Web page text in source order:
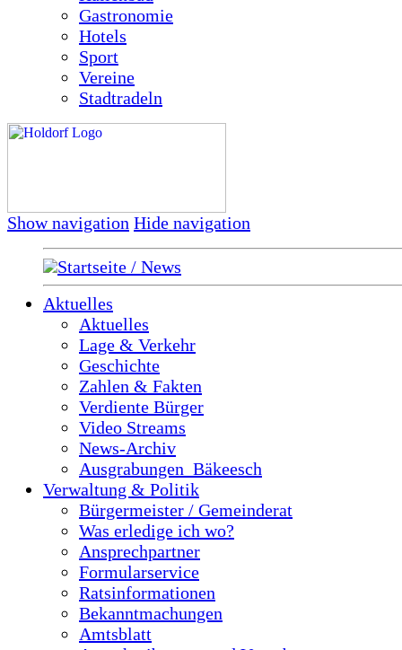
Gastronomie
Hotels
Sport
Vereine
Stadtradeln
Show navigation Hide navigation
Startseite / News
Aktuelles
Aktuelles
Lage & Verkehr
Geschichte
Zahlen & Fakten
Verdiente Bürger
Video Streams
News-Archiv
Ausgrabungen_Bäkeesch
Verwaltung & Politik
Bürgermeister / Gemeinderat
Was erledige ich wo?
Ansprechpartner
Formularservice
Ratsinformationen
Bekanntmachungen
Amtsblatt